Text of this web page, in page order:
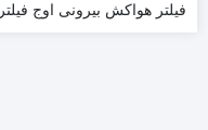
فیلتر هواکش بیرونی اوج فیلتر PS۰۰۴۶۳۸